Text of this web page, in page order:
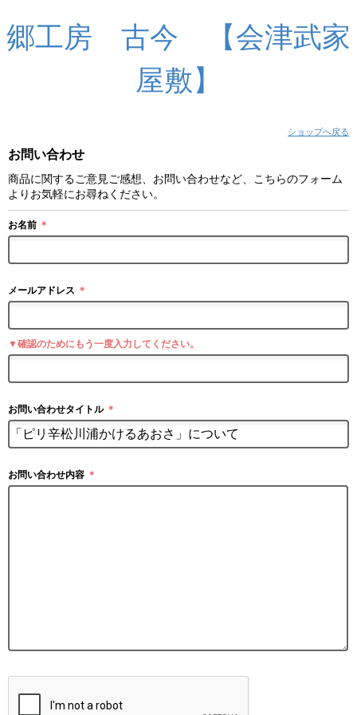
郷工房 古今 【会津武家
屋敷】
ショップへ戻る
お問い合わせ
商品に関するご意見ご感想、お問い合わせなど、こちらのフォーム
よりお気軽にお尋ねください。
お名前 ＊
メールアドレス ＊
▼確認のためにもう一度入力してください。
お問い合わせタイトル ＊
お問い合わせ内容 ＊